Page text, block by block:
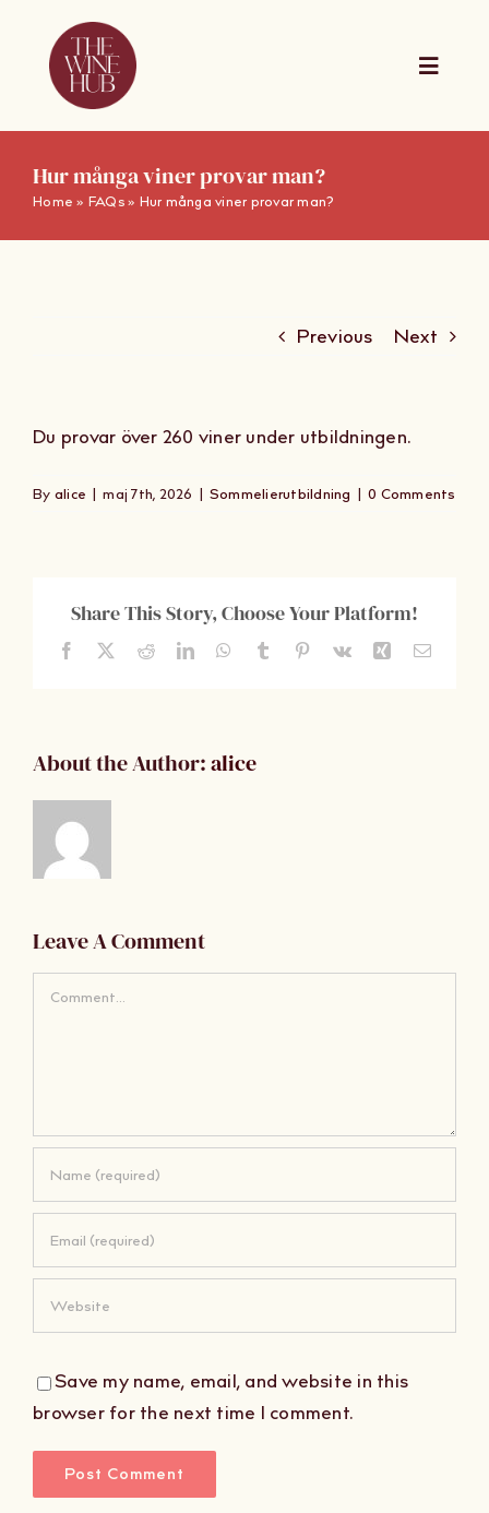
content
Toggle
Presentkort
Hur många viner provar man?
Home » FAQs» Hur många viner provar man?
Previous Next
Du provar över 260 viner under utbildningen.
By alice | maj 7th, 2026 | Sommelierutbildning | 0 Comments
Share This Story, Choose Your Platform!
Facebook RedditLinkedInWhatsApp
Tumblr Pinterest
Vk Xing Email
About the Author:alice
Leave A Comment
Comment
Save my name, email, and website in this
browser for the next time I comment.